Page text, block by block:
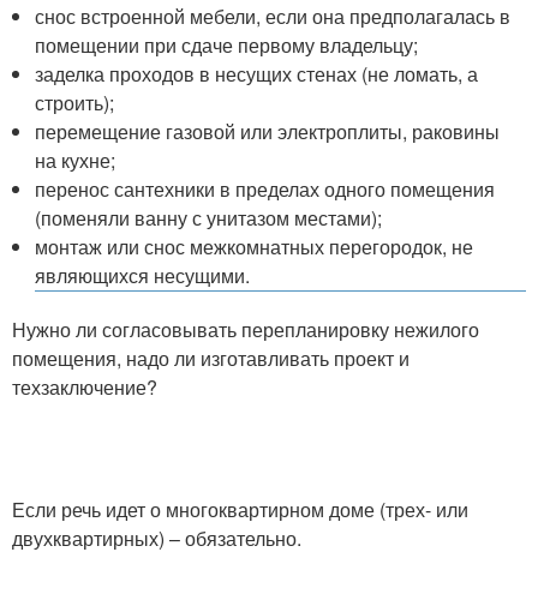
снос встроенной мебели, если она предполагалась в
помещении при сдаче первому владельцу;
заделка проходов в несущих стенах (не ломать, а
строить);
перемещение газовой или электроплиты, раковины
на кухне;
перенос сантехники в пределах одного помещения
(поменяли ванну с унитазом местами);
монтаж или снос межкомнатных перегородок, не
являющихся несущими.
Нужно ли согласовывать перепланировку нежилого
помещения, надо ли изготавливать проект и
техзаключение?
Если речь идет о многоквартирном доме (трех- или
двухквартирных) – обязательно.